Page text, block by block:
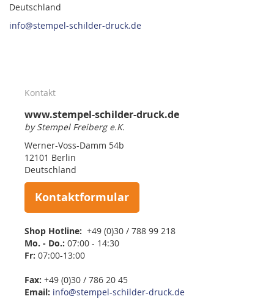
Deutschland
info@stempel-schilder-druck.de
Kontakt
www.stempel-schilder-druck.de
by Stempel Freiberg e.K.
Werner-Voss-Damm 54b
12101 Berlin
Deutschland
Kontaktformular
Shop Hotline: +49 (0)30 / 788 99 218
Mo. - Do.: 07:00 - 14:30
Fr: 07:00-13:00
Fax: +49 (0)30 / 786 20 45
Email: info@stempel-schilder-druck.de